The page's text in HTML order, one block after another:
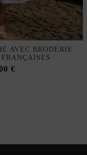
AVEC BRODERIE
€